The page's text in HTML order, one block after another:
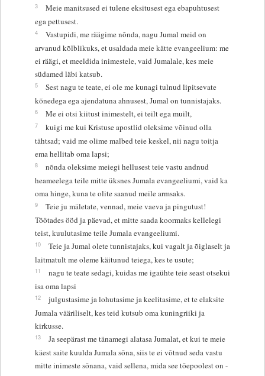
3
Meie manitsused ei tulene eksitusest ega ebapuhtusest
ega pettusest.
4
Vastupidi, me räägime nõnda, nagu Jumal meid on
arvanud kõlblikuks, et usaldada meie kätte evangeelium: me
ei räägi, et meeldida inimestele, vaid Jumalale, kes meie
südamed läbi katsub.
5
Sest nagu te teate, ei ole me kunagi tulnud lipitsevate
kõnedega ega ajendatuna ahnusest, Jumal on tunnistajaks.
6 Me ei otsi kiitust inimestelt, ei teilt ega muilt,
7
kuigi me kui Kristuse apostlid oleksime võinud olla
tähtsad; vaid me olime malbed teie keskel, nii nagu toitja
ema hellitab oma lapsi;
8
nõnda oleksime meiegi hellusest teie vastu andnud
heameelega teile mitte üksnes Jumala evangeeliumi, vaid ka
oma hinge, kuna te olite saanud meile armsaks.
9
Teie ju mäletate, vennad, meie vaeva ja pingutust!
Töötades ööd ja päevad, et mitte saada koormaks kellelegi
teist, kuulutasime teile Jumala evangeeliumi.
10
Teie ja Jumal olete tunnistajaks, kui vagalt ja õiglaselt ja
laitmatult me oleme käitunud teiega, kes te usute;
11
nagu te teate sedagi, kuidas me igaühte teie seast otsekui
isa oma lapsi
12
julgustasime ja lohutasime ja keelitasime, et te elaksite
Jumala vääriliselt, kes teid kutsub oma kuningriiki ja
kirkusse.
13
Ja seepärast me tänamegi alatasa Jumalat, et kui te meie
käest saite kuulda Jumala sõna, siis te ei võtnud seda vastu
mitte inimeste sõnana, vaid sellena, mida see tõepoolest on -